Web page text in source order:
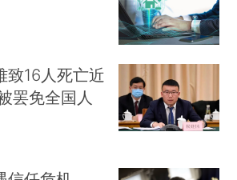
致16人死亡近
罢免全国人